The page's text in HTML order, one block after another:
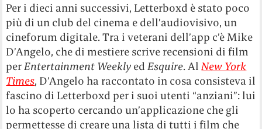
Per i dieci anni successivi, Letterboxd è stato poco
più di un club del cinema e dell’audiovisivo, un
cineforum digitale. Tra i veterani dell’app c’è Mike
D’Angelo, che di mestiere scrive recensioni di film
perEntertainment Weekly edEsquire. AlNew York
Times, D’Angelo ha raccontato in cosa consisteva il
fascino di Letterboxd per i suoi utenti “anziani”: lui
lo ha scoperto cercando un’applicazione che gli
permettesse di creare una lista di tutti i film che